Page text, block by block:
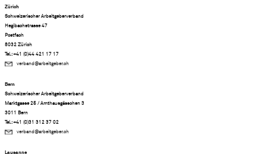
Zürich
Schweizerischer Arbeitgeberverband
Hegibachstrasse 47
Postfach
8032 Zürich
Tel.: +41 (0)44 421 17 17
verband@arbeitgeber.ch
Bern
Schweizerischer Arbeitgeberverband
Marktgasse 25 / Amthausgässchen 3
3011 Bern
Tel.: +41 (0)31 312 37 02
verband@arbeitgeber.ch
Lausanne